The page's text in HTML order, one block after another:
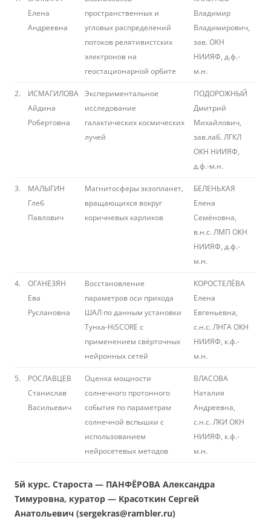
Елена
Андреевна
пространственных и
угловых распределений
потоков релятивистcких
электронов на
геостационарной орбите
Владимир
Владимирович,
зав. ОКН
НИИЯФ, д.ф.-
м.н.
2.
ИСМАГИЛОВА
Айдина
Робертовна
Экспериментальное
исследование
галактических космических
лучей
ПОДОРОЖНЫЙ
Дмитрий
Михайлович,
зав.лаб. ЛГКЛ
ОКН НИИЯФ,
д.ф.-м.н.
3.
МАЛЫГИН
Глеб
Павлович
Магнитосферы экзопланет,
вращающихся вокруг
коричневых карликов
БЕЛЕНЬКАЯ
Елена
Семёновна,
в.н.с. ЛМП ОКН
НИИЯФ, д.ф.-
м.н.
4.
ОГАНЕЗЯН
Ева
Руслановна
Восстановление
параметров оси прихода
ШАЛ по данным установки
Тунка-HiSCORE с
применением свёрточных
нейронных сетей
КОРОСТЕЛЁВА
Елена
Евгеньевна,
с.н.с. ЛНГА ОКН
НИИЯФ, к.ф.-
м.н.
5.
РОСЛАВЦЕВ
Станислав
Васильевич
Оценка мощности
солнечного протонного
события по параметрам
солнечной вспышки с
использованием
нейросетевых методов
ВЛАСОВА
Наталия
Андреевна,
с.н.с. ЛКИ ОКН
НИИЯФ, к.ф.-
м.н.
5й курс. Староста — ПАНФЁРОВА Александра
Тимуровна, куратор — Красоткин Сергей
Анатольевич (sergekras@rambler.ru)